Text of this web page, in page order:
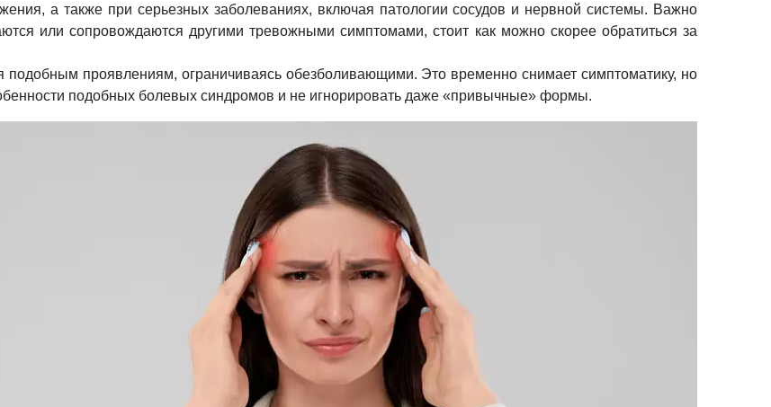
а также при серьезных заболеваниях, включая патологии сосудов и нервной системы. Важно
или сопровождаются другими тревожными симптомами, стоит как можно скорее обратиться за
проявлениям, ограничиваясь обезболивающими. Это временно снимает симптоматику, но
подобных болевых синдромов и не игнорировать даже «привычные» формы.